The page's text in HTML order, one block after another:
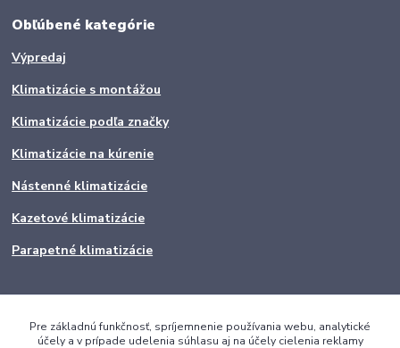
Obľúbené kategórie
Výpredaj
Klimatizácie s montážou
Klimatizácie podľa značky
Klimatizácie na kúrenie
Nástenné klimatizácie
Kazetové klimatizácie
Parapetné klimatizácie
Pre základnú funkčnosť, spríjemnenie používania webu, analytické
účely a v prípade udelenia súhlasu aj na účely cielenia reklamy